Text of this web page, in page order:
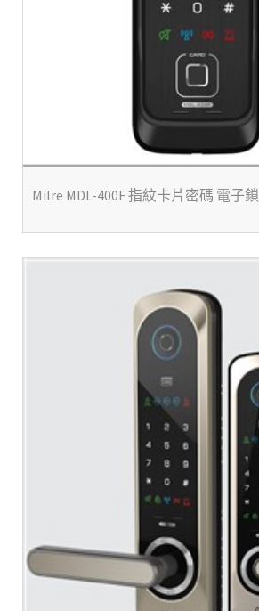
Milre MDL-400F 指紋卡片密碼 電子鎖